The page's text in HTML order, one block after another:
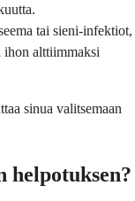
tai sieni-infektiot,
ihon alttiimmaksi
sinua valitsemaan
helpotuksen?